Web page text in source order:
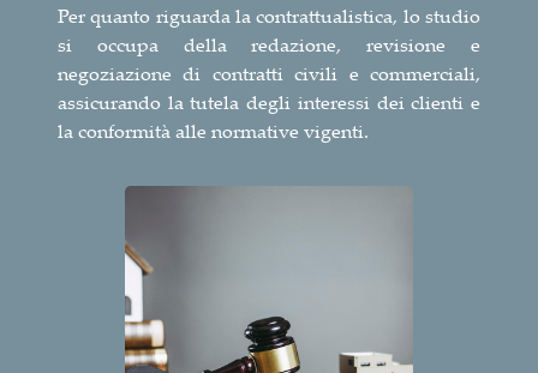
Per quanto riguarda la contrattualistica, lo studio
si occupa della redazione, revisione e
negoziazione di contratti civili e commerciali,
assicurando la tutela degli interessi dei clienti e
la conformità alle normative vigenti.